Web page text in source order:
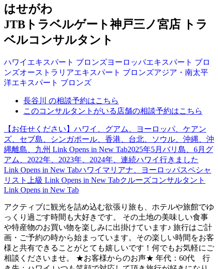
はせがわ
JTBトラベルゲート神戸三ノ宮店 トラ
ベルコンサルタント
ハワイ エキスパート ブロンズヨーロッパエキスパート ブロ
ンズオーストラリアエキスパート ブロンズアジア・南太平
洋エキスパート ブロンズ
長谷川 の相談予約はこちら
このコンサルタントがいる店舗の相談予約はこちら
【お任せください】ハワイ、グアム、ヨーロッパ、ケアン
ズ、セブ島、シンガポール、香港、台北、ソウル、沖縄、沖
縄離島、九州 Link Opens in New Tab2025年5月バリ島、6月グ
アム、2022年、2023年、2024年、連続ハワイ行きました
Link Opens in New Tabハワイマリアナ、ヨーロッパスペシャ
リスト上級 Link Opens in New Tabクルーズコンサルタント
Link Opens in New Tab
アクティブに観光を詰め込む欲張り旅も、ホテルや旅館でゆ
っくり過ごす時間も大好きです。 その土地の美味しい食事
や特産物のお買い物を楽しみに出掛けています♪ 旅行はご計
画・ご予約の時から始まっています。その楽しい時間をお客
様と共有できることがとても嬉しいです！何でもお気軽にご
相談くださいませ。 ★お客様からのお声★ 年代：60代 行